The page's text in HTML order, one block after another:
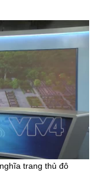
trang thủ đô